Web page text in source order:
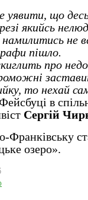
уявити, що
якийсь
намилитись не
пішло.
про
то нехай
в
Сергій
Франківську
озеро».